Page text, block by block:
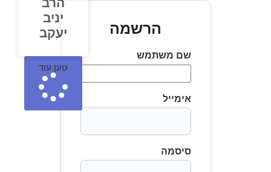
הרשמה
שם משתמש
אימייל
סיסמה
הרב
יניב
יעקב
טען עוד